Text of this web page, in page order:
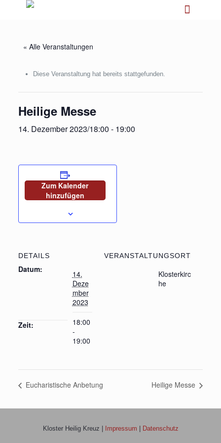
« Alle Veranstaltungen
Diese Veranstaltung hat bereits stattgefunden.
Heilige Messe
14. Dezember 2023/18:00 - 19:00
Zum Kalender
hinzufügen
DETAILS
Datum:
14.
Deze
mber
2023
Zeit:
18:00
-
19:00
VERANSTALTUNGSORT
Klosterkirc
he
Eucharistische Anbetung Heilige Messe
Kloster Heilig Kreuz | Impressum | Datenschutz